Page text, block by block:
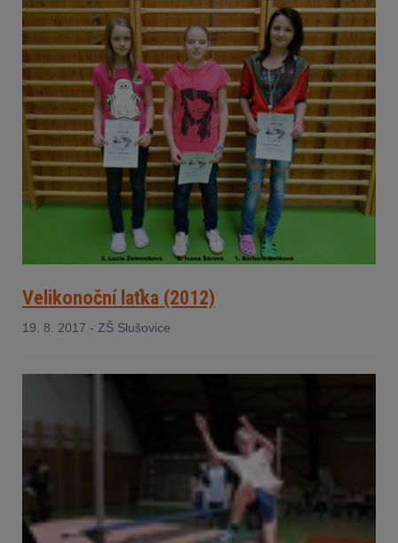
Velikonoční laťka (2012)
19. 8. 2017 - ZŠ Slušovice